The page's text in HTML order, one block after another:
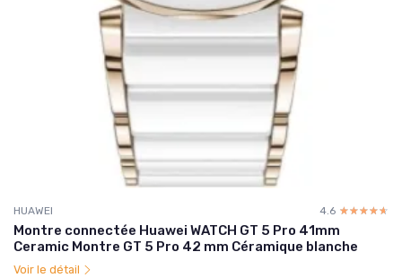
HUAWEI 4.6 ☆☆☆☆☆
★★★★★
Montre connectée Huawei WATCH GT 5 Pro 41mm
Ceramic Montre GT 5 Pro 42 mm Céramique blanche
Voir le détail